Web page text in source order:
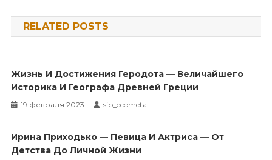
по
записям
RELATED POSTS
Жизнь И Достижения Геродота — Величайшего
Историка И Географа Древней Греции
19 февраля 2023 sib_ecometal
Ирина Приходько — Певица И Актриса — От
Детства До Личной Жизни